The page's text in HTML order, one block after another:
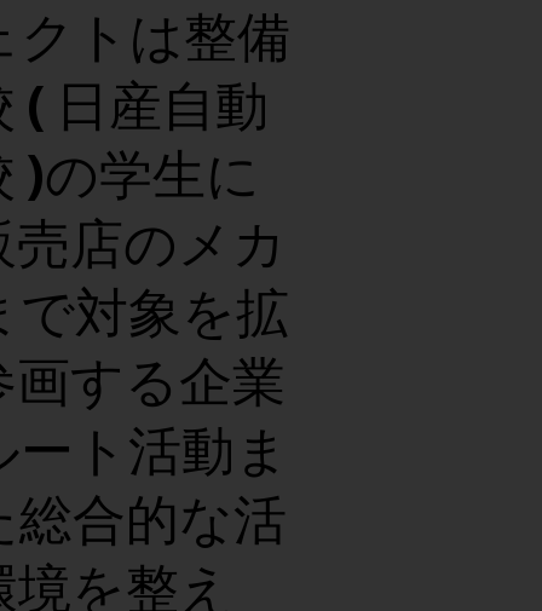
クトは整備
( 日産自動
)の学生に
店のメカ
で対象を拡
する企業
ト活動ま
合的な活
を整え